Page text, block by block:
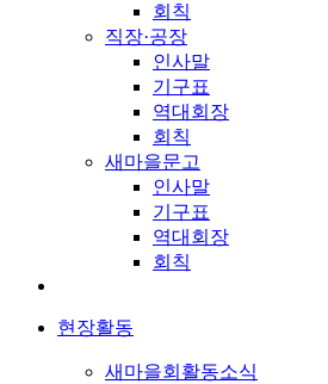
회칙
직장·공장
인사말
기구표
역대회장
회칙
새마을문고
인사말
기구표
역대회장
회칙
현장활동
새마을회활동소식